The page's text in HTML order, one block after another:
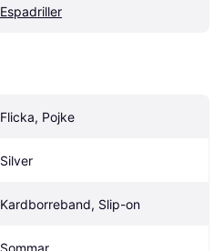
Espadriller
Flicka, Pojke
Silver
Kardborreband, Slip-on